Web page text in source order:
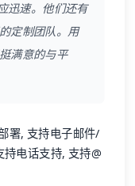
迅速。他们还有
定制团队。用
满意的与平
署, 支持电子邮件/
电话支持, 支持@